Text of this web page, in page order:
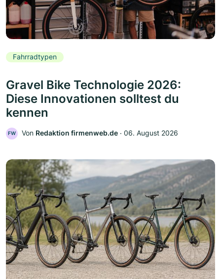
Fahrradtypen
Gravel Bike Technologie 2026:
Diese Innovationen solltest du
kennen
FW Von Redaktion firmenweb.de ‧ 06. August 2026